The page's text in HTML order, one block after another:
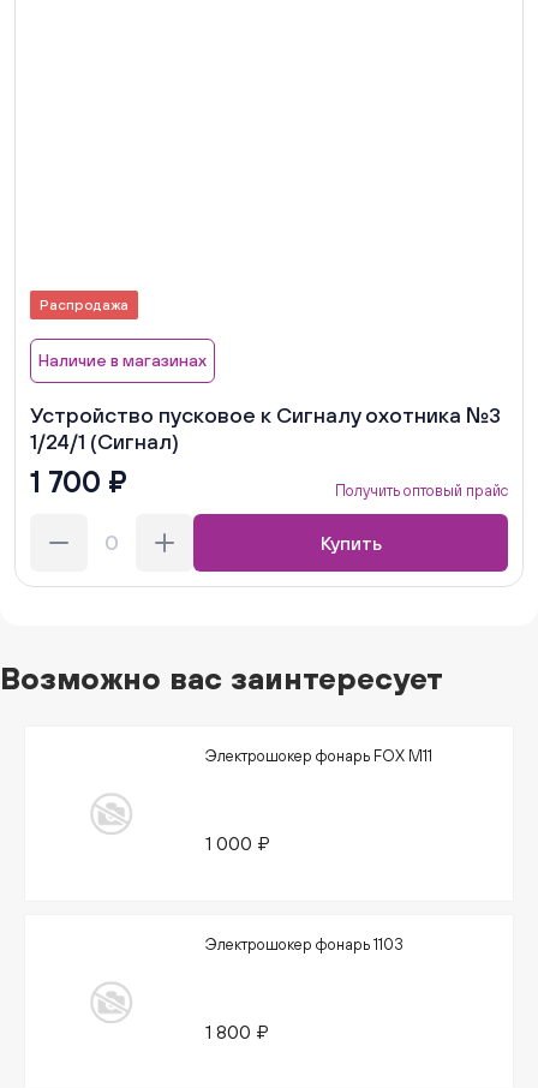
Распродажа
Наличие в магазинах
Устройство пусковое к Сигналу охотника №3
1/24/1 (Сигнал)
1 700 ₽ Получить оптовый прайс
Купить
Возможно вас заинтересует
Электрошокер фонарь FOX M11
1 000 ₽
Электрошокер фонарь 1103
1 800 ₽